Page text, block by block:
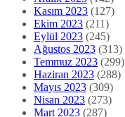
Kasım 2023 (127)
Ekim 2023 (211)
Eylül 2023 (245)
Ağustos 2023 (313)
Temmuz 2023 (299)
Haziran 2023 (288)
Mayıs 2023 (309)
Nisan 2023 (273)
Mart 2023 (287)